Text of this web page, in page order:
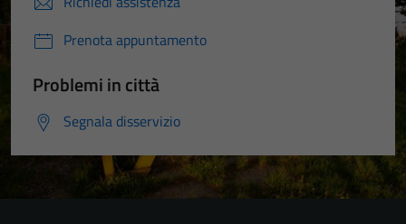
Prenota appuntamento
Problemi in città
Segnala disservizio